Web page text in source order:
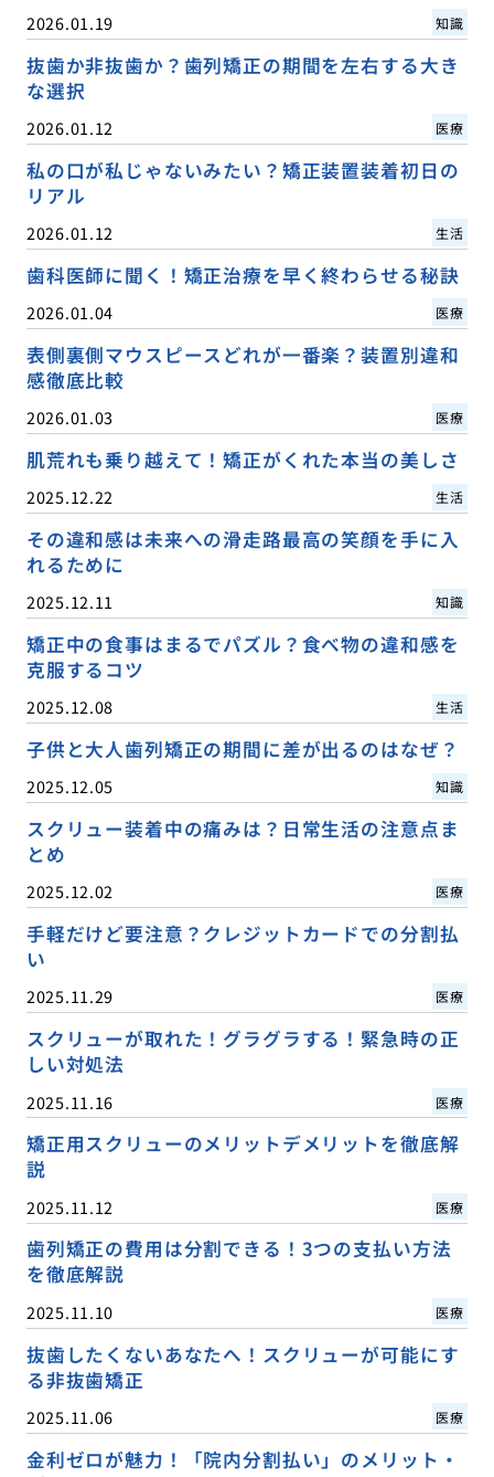
2026.01.19 知識
抜歯か非抜歯か？歯列矯正の期間を左右する大き
な選択
2026.01.12 医療
私の口が私じゃないみたい？矯正装置装着初日の
リアル
2026.01.12 生活
歯科医師に聞く！矯正治療を早く終わらせる秘訣
2026.01.04 医療
表側裏側マウスピースどれが一番楽？装置別違和
感徹底比較
2026.01.03 医療
肌荒れも乗り越えて！矯正がくれた本当の美しさ
2025.12.22 生活
その違和感は未来への滑走路最高の笑顔を手に入
れるために
2025.12.11 知識
矯正中の食事はまるでパズル？食べ物の違和感を
克服するコツ
2025.12.08 生活
子供と大人歯列矯正の期間に差が出るのはなぜ？
2025.12.05 知識
スクリュー装着中の痛みは？日常生活の注意点ま
とめ
2025.12.02 医療
手軽だけど要注意？クレジットカードでの分割払
い
2025.11.29 医療
スクリューが取れた！グラグラする！緊急時の正
しい対処法
2025.11.16 医療
矯正用スクリューのメリットデメリットを徹底解
説
2025.11.12 医療
歯列矯正の費用は分割できる！3つの支払い方法
を徹底解説
2025.11.10 医療
抜歯したくないあなたへ！スクリューが可能にす
る非抜歯矯正
2025.11.06 医療
金利ゼロが魅力！「院内分割払い」のメリット・